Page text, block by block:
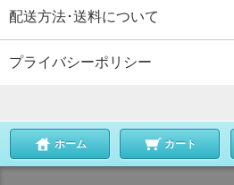
配送方法･送料について
プライバシーポリシー
ホーム カート